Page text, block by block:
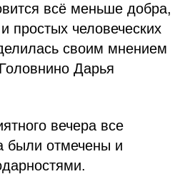
всё меньше добра,
простых человеческих
своим мнением
Дарья
вечера все
были отмечены и